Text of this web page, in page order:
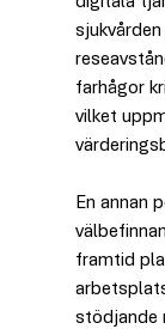
farhågor
vilket
En annan
framtid
stödjande